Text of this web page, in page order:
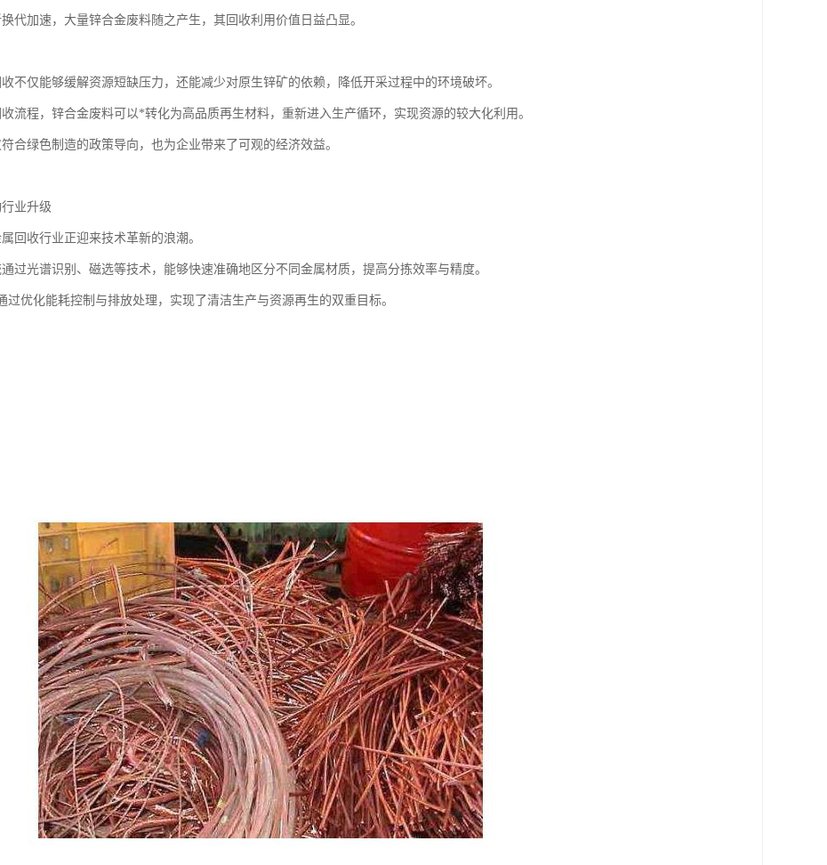
代加速，大量锌合金废料随之产生，其回收利用价值日益凸显。
不仅能够缓解资源短缺压力，还能减少对原生锌矿的依赖，降低开采过程中的环境破坏。
流程，锌合金废料可以*转化为高品质再生材料，重新进入生产循环，实现资源的较大化利用。
合绿色制造的政策导向，也为企业带来了可观的经济效益。
业升级
回收行业正迎来技术革新的浪潮。
过光谱识别、磁选等技术，能够快速准确地区分不同金属材质，提高分拣效率与精度。
过优化能耗控制与排放处理，实现了清洁生产与资源再生的双重目标。